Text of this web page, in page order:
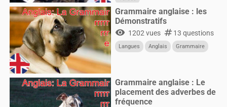
Grammaire anglaise : les
Démonstratifs
visibility 1202 vues numbers13 questions
Langues Anglais Grammaire
Grammaire anglaise : Le
placement des adverbes de
fréquence